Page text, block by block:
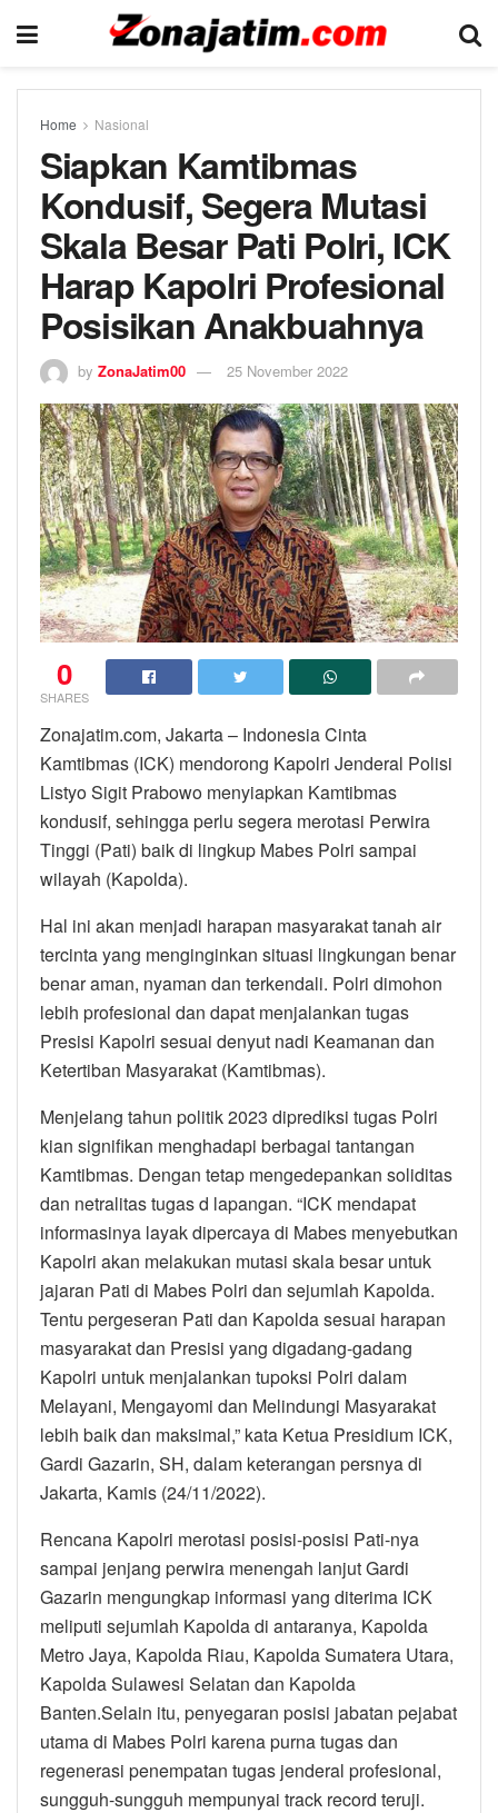
Home Nasional
Siapkan Kamtibmas
Kondusif, Segera Mutasi
Skala Besar Pati Polri, ICK
Harap Kapolri Profesional
Posisikan Anakbuahnya
by ZonaJatim00 25 November 2022
0
SHARES
Zonajatim.com, Jakarta – Indonesia Cinta
Kamtibmas (ICK) mendorong Kapolri Jenderal Polisi
Listyo Sigit Prabowo menyiapkan Kamtibmas
kondusif, sehingga perlu segera merotasi Perwira
Tinggi (Pati) baik di lingkup Mabes Polri sampai
wilayah (Kapolda).
Hal ini akan menjadi harapan masyarakat tanah air
tercinta yang menginginkan situasi lingkungan benar
benar aman, nyaman dan terkendali. Polri dimohon
lebih profesional dan dapat menjalankan tugas
Presisi Kapolri sesuai denyut nadi Keamanan dan
Ketertiban Masyarakat (Kamtibmas).
Menjelang tahun politik 2023 diprediksi tugas Polri
kian signifikan menghadapi berbagai tantangan
Kamtibmas. Dengan tetap mengedepankan soliditas
dan netralitas tugas d lapangan. “ICK mendapat
informasinya layak dipercaya di Mabes menyebutkan
Kapolri akan melakukan mutasi skala besar untuk
jajaran Pati di Mabes Polri dan sejumlah Kapolda.
Tentu pergeseran Pati dan Kapolda sesuai harapan
masyarakat dan Presisi yang digadang-gadang
Kapolri untuk menjalankan tupoksi Polri dalam
Melayani, Mengayomi dan Melindungi Masyarakat
lebih baik dan maksimal,” kata Ketua Presidium ICK,
Gardi Gazarin, SH, dalam keterangan persnya di
Jakarta, Kamis (24/11/2022).
Rencana Kapolri merotasi posisi-posisi Pati-nya
sampai jenjang perwira menengah lanjut Gardi
Gazarin mengungkap informasi yang diterima ICK
meliputi sejumlah Kapolda di antaranya, Kapolda
Metro Jaya, Kapolda Riau, Kapolda Sumatera Utara,
Kapolda Sulawesi Selatan dan Kapolda
Banten.Selain itu, penyegaran posisi jabatan pejabat
utama di Mabes Polri karena purna tugas dan
regenerasi penempatan tugas jenderal profesional,
sungguh-sungguh mempunyai track record teruji.